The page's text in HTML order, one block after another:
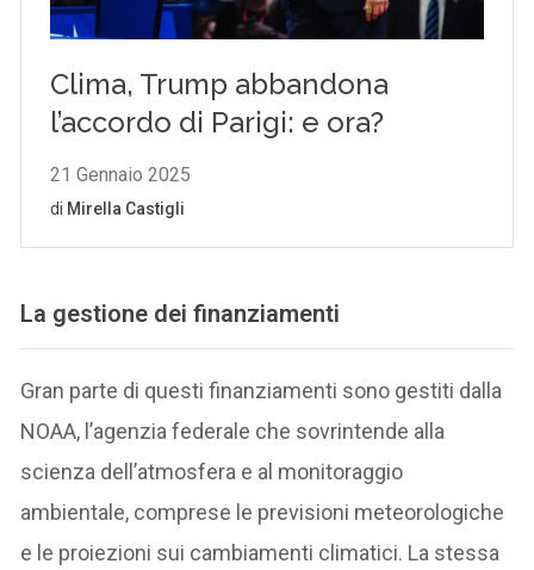
La gestione dei finanziamenti
Gran parte di questi finanziamenti sono gestiti dalla
NOAA, l’agenzia federale che sovrintende alla
scienza dell’atmosfera e al monitoraggio
ambientale, comprese le previsioni meteorologiche
e le proiezioni sui cambiamenti climatici. La stessa